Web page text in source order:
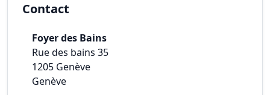
Contact
Foyer des Bains
Rue des bains 35
1205 Genève
Genève